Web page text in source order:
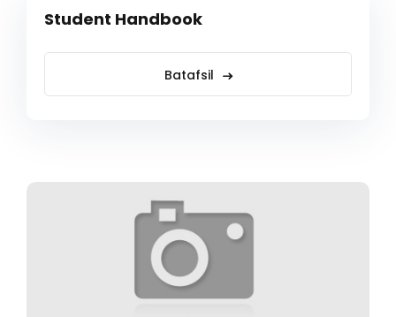
Student Handbook
Batafsil